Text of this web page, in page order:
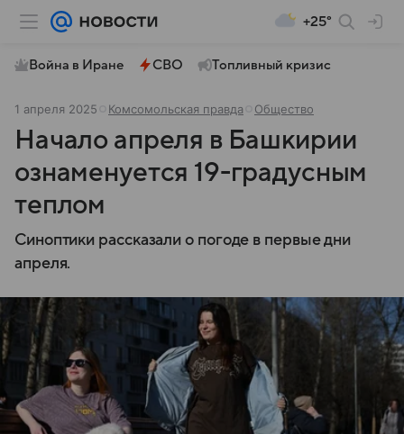
+25°
Война в Иране СВО Топливный кризис
1 апреля 2025 Комсомольская правда Общество
Начало апреля в Башкирии
ознаменуется 19-градусным
теплом
Синоптики рассказали о погоде в первые дни
апреля.